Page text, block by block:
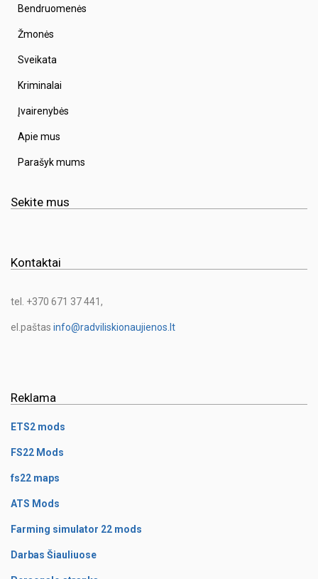
Bendruomenės
Žmonės
Sveikata
Kriminalai
Įvairenybės
Apie mus
Parašyk mums
Sekite mus
Kontaktai
tel. +370 671 37 441,
el.paštas info@radviliskionaujienos.lt
Reklama
ETS2 mods
FS22 Mods
fs22 maps
ATS Mods
Farming simulator 22 mods
Darbas Šiauliuose